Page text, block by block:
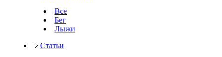
Все
Бег
Лыжи
Статьи